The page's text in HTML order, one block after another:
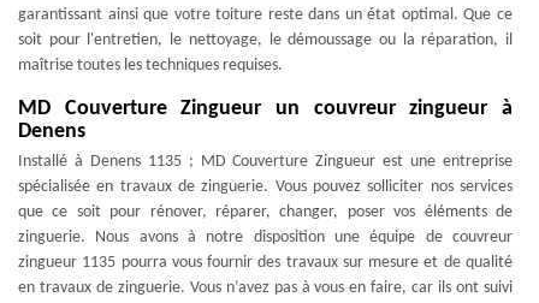
garantissant ainsi que votre toiture reste dans un état optimal. Que ce
soit pour l'entretien, le nettoyage, le démoussage ou la réparation, il
maîtrise toutes les techniques requises.
MD Couverture Zingueur un couvreur zingueur à
Denens
Installé à Denens 1135 ; MD Couverture Zingueur est une entreprise
spécialisée en travaux de zinguerie. Vous pouvez solliciter nos services
que ce soit pour rénover, réparer, changer, poser vos éléments de
zinguerie. Nous avons à notre disposition une équipe de couvreur
zingueur 1135 pourra vous fournir des travaux sur mesure et de qualité
en travaux de zinguerie. Vous n’avez pas à vous en faire, car ils ont suivi